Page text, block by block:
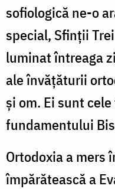
sofiologică ne-o
special, Sfinții
luminat întreaga
ale învățăturii
și om. Ei sunt
fundamentului
Ortodoxia a mers
împărătească a